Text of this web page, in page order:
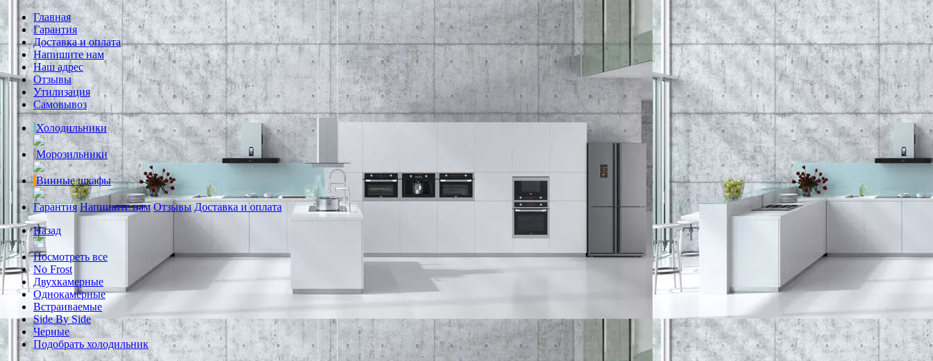
Главная
Гарантия
Доставка и оплата
Напишите нам
Наш адрес
Отзывы
Утилизация
Самовывоз
Холодильники
Морозильники
Винные шкафы
Гарантия Напишите нам Отзывы Доставка и оплата
Назад
Посмотреть все
No Frost
Двухкамерные
Однокамерные
Встраиваемые
Side By Side
Черные
Подобрать холодильник